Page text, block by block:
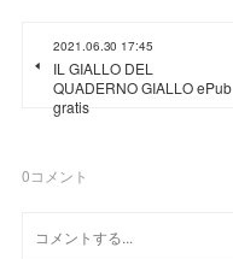
2021.06.30 17:45
IL GIALLO DEL
QUADERNO GIALLO ePub
gratis
0コメント